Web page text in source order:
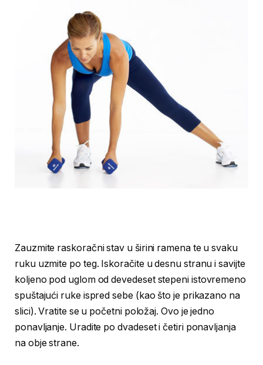
Zauzmite raskoračni stav u širini ramena te u svaku
ruku uzmite po teg. Iskoračite u desnu stranu i savijte
koljeno pod uglom od devedeset stepeni istovremeno
spuštajući ruke ispred sebe (kao što je prikazano na
slici). Vratite se u početni položaj. Ovo je jedno
ponavljanje. Uradite po dvadeset i četiri ponavljanja
na obje strane.